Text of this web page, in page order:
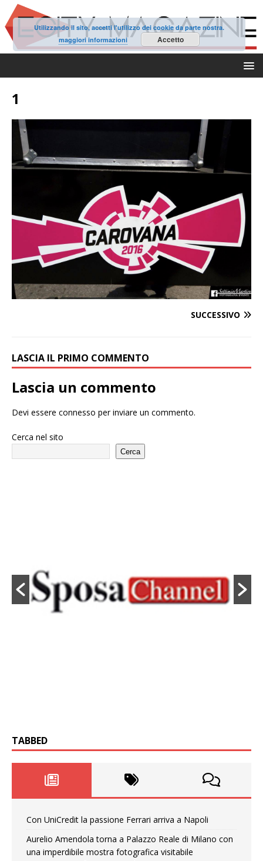
1
SUCCESSIVO
LASCIA IL PRIMO COMMENTO
Lascia un commento
Devi essere connesso per inviare un commento.
Cerca nel sito
Cerca
TABBED
Con UniCredit la passione Ferrari arriva a Napoli
Aurelio Amendola torna a Palazzo Reale di Milano con
una imperdibile mostra fotografica visitabile
Utilizzando il sito, accetti l'utilizzo dei cookie da parte nostra.
maggiori informazioni
Accetto